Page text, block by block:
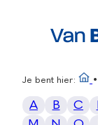
Je bent hier: •
A B C